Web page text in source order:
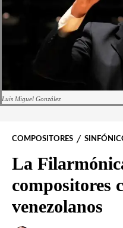
Luis Miguel González
COMPOSITORES
La
compositores
venezolanos